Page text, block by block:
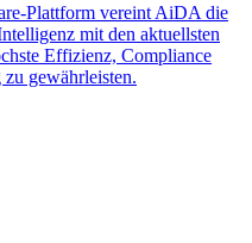
Plattform vereint AiDA die
mit den aktuellsten
Effizienz, Compliance
gewährleisten.